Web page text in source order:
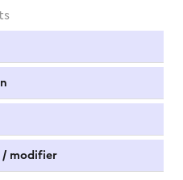
/ modifier